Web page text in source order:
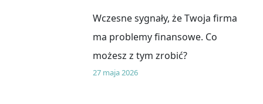
Wczesne sygnały, że Twoja firma
ma problemy finansowe. Co
możesz z tym zrobić?
27 maja 2026